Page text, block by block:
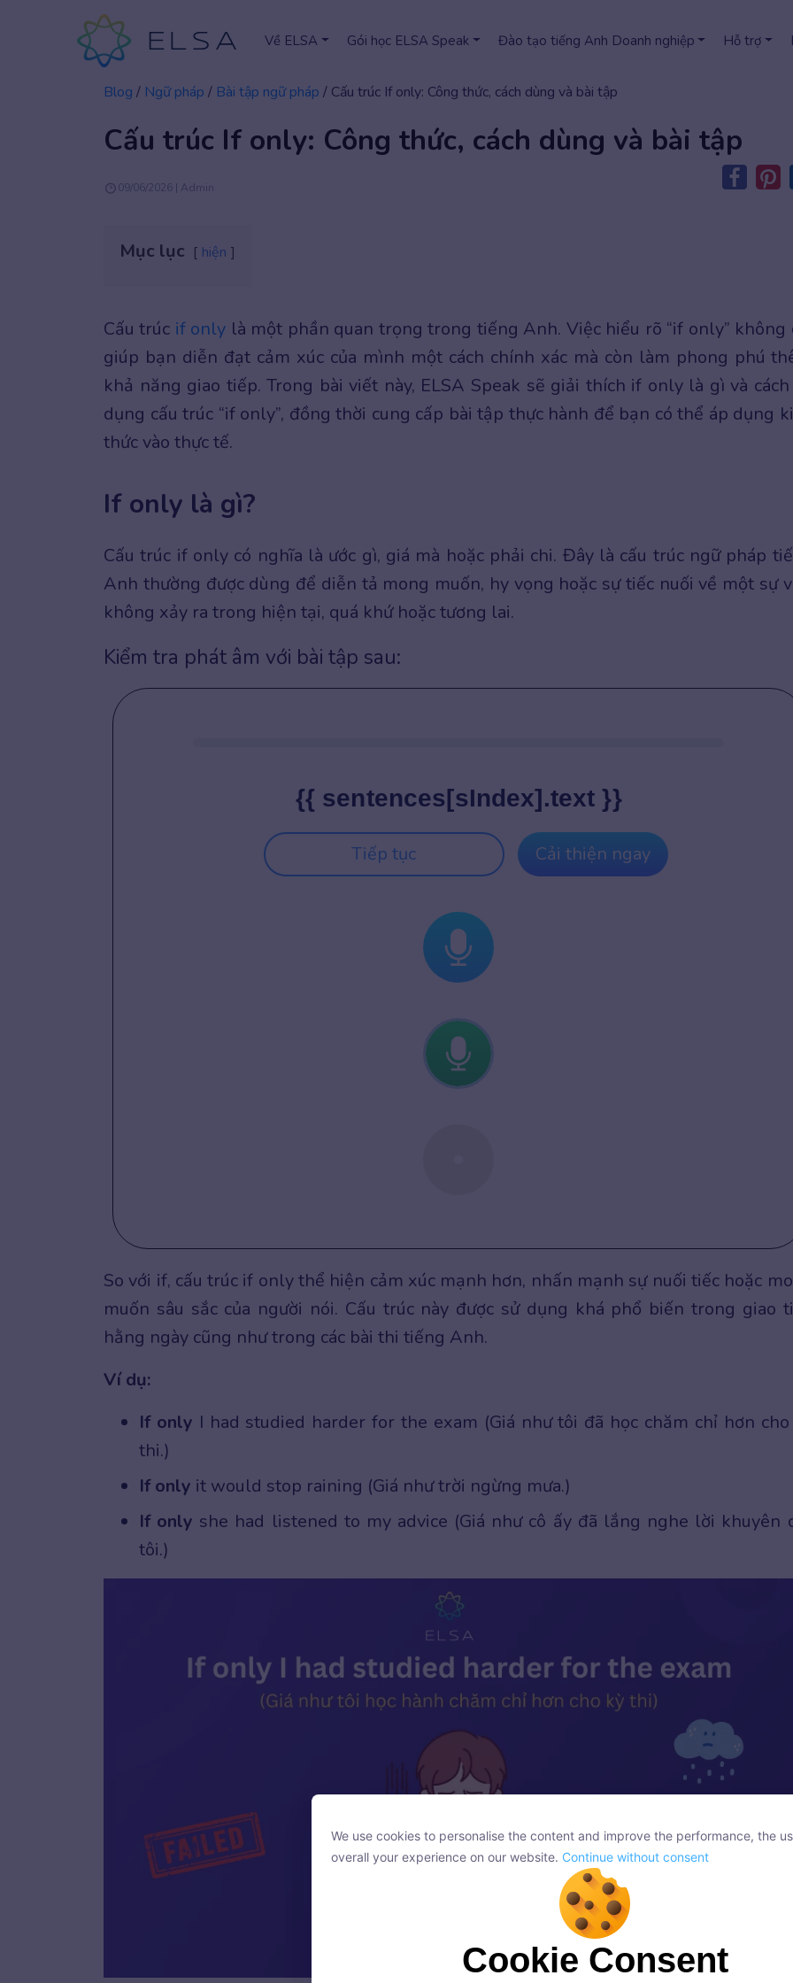
Về ELSA Gói học ELSA Speak Đào tạo tiếng Anh Doanh nghiệp Hỗ trợ
Blog / Ngữ pháp / Bài tập ngữ pháp / Cấu trúc If only: Công thức, cách dùng và bài tập
Cấu trúc If only: Công thức, cách dùng và bài tập
09/06/2026 | Admin
Mục lục hiện
Cấu trúc if only là một phần quan trọng trong tiếng Anh. Việc hiểu rõ “if only” không
giúp bạn diễn đạt cảm xúc của mình một cách chính xác mà còn làm phong phú
khả năng giao tiếp. Trong bài viết này, ELSA Speak sẽ giải thích if only là gì và
dụng cấu trúc “if only”, đồng thời cung cấp bài tập thực hành để bạn có thể áp dụng
thức vào thực tế.
If only là gì?
Cấu trúc if only có nghĩa là ước gì, giá mà hoặc phải chi. Đây là cấu trúc ngữ pháp
Anh thường được dùng để diễn tả mong muốn, hy vọng hoặc sự tiếc nuối về một sự
không xảy ra trong hiện tại, quá khứ hoặc tương lai.
Kiểm tra phát âm với bài tập sau:
{{ sentences[sIndex].text }}
Tiếp tục Cải thiện ngay
So với if, cấu trúc if only thể hiện cảm xúc mạnh hơn, nhấn mạnh sự nuối tiếc hoặc
muốn sâu sắc của người nói. Cấu trúc này được sử dụng khá phổ biến trong giao
hằng ngày cũng như trong các bài thi tiếng Anh.
Ví dụ:
If only I had studied harder for the exam (Giá như tôi đã học chăm chỉ hơn
thi.)
If only it would stop raining (Giá như trời ngừng mưa.)
If only she had listened to my advice (Giá như cô ấy đã lắng nghe lời khuyên
tôi.)
We use cookies to personalise the content and improve the performance, the
overall your experience on our website.
Continue without consent
Cookie Consent
We use cookies to personalise the content and improve the performance, the
overall your experience on our website. Continue without consent
Cookie Consent